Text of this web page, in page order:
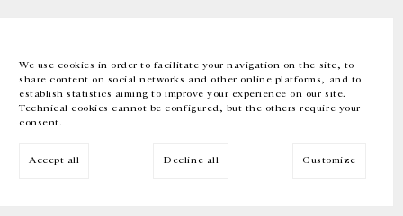
We use cookies in order to facilitate your navigation on the site, to
share content on social networks and other online platforms, and to
establish statistics aiming to improve your experience on our site.
Technical cookies cannot be configured, but the others require your
consent.
Accept all Decline all Customize
EN FR 中文 Facebook Instagram
Inscrivez-vous à notre newsletter